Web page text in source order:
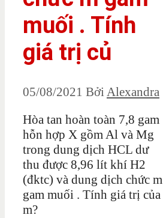
muối . Tính
giá trị củ
05/08/2021 BởiAlexandra
Hòa tan hoàn toàn 7,8 gam
hỗn hợp X gồm Al và Mg
trong dung dịch HCL dư
thu được 8,96 lít khí H2
(đktc) và dung dịch chức m
gam muối . Tính giá trị của
m?